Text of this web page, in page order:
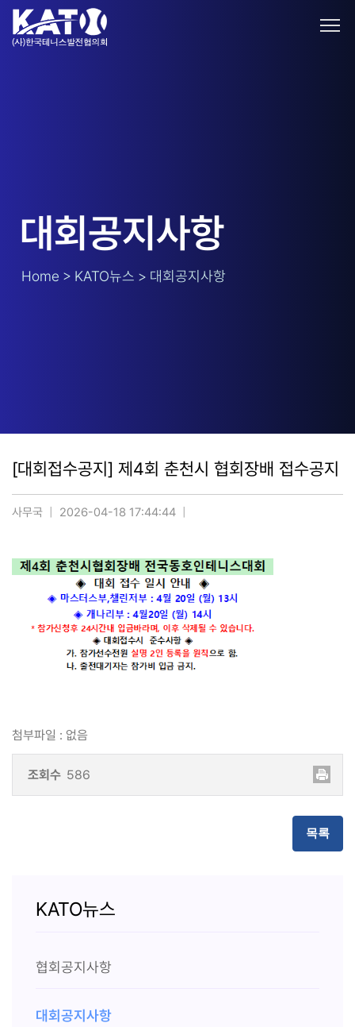
대회공지사항
Home > KATO뉴스 > 대회공지사항
[대회접수공지] 제4회 춘천시 협회장배 접수공지
사무국 2026-04-18 17:44:44
첨부파일 : 없음
조회수 586
목록
KATO뉴스
협회공지사항
대회공지사항